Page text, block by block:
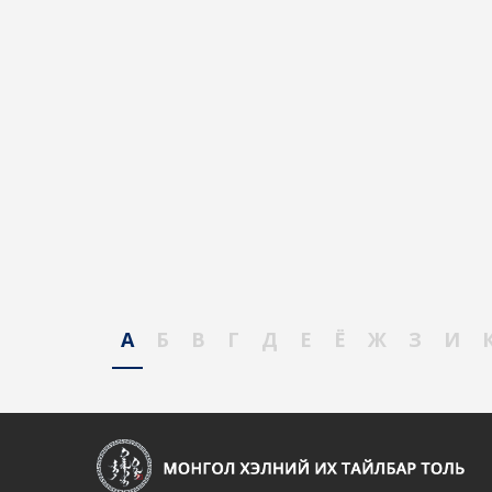
А Б В Г Д Е Ё Ж З И